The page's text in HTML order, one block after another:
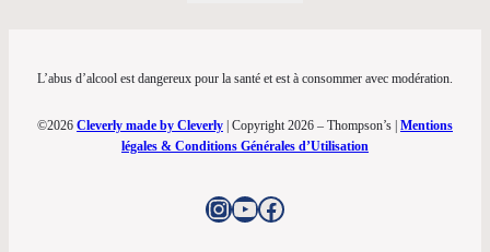
L’abus d’alcool est dangereux pour la santé et est à consommer avec modération.
©2026 Cleverly made by Cleverly | Copyright 2026 – Thompson’s | Mentions
légales & Conditions Générales d’Utilisation
Instagram
YouTube
Facebook